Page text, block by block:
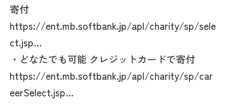
寄付
https://ent.mb.softbank.jp/apl/charity/sp/sele
ct.jsp…
・どなたでも可能 クレジットカードで寄付
https://ent.mb.softbank.jp/apl/charity/sp/car
eerSelect.jsp…